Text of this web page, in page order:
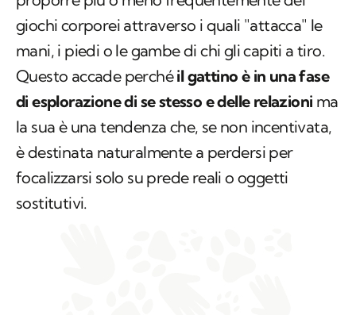
giochi corporei attraverso i quali "attacca" le
mani, i piedi o le gambe di chi gli capiti a tiro.
Questo accade perchéil gattino è in una fase
di esplorazione di se stesso e delle relazioni ma
la sua è una tendenza che, se non incentivata,
è destinata naturalmente a perdersi per
focalizzarsi solo su prede reali o oggetti
sostitutivi.